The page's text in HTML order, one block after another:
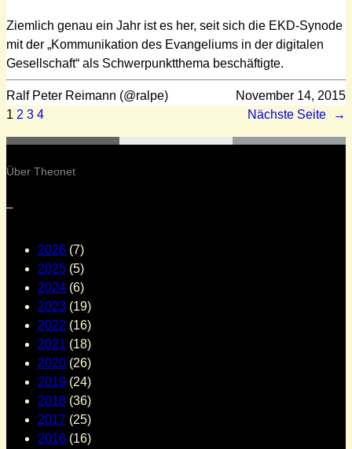
Ziemlich genau ein Jahr ist es her, seit sich die EKD-Synode
mit der „Kommunikation des Evangeliums in der digitalen
Gesellschaft“ als Schwerpunktthema beschäftigte.
Ralf Peter Reimann (@ralpe)
November 14, 2015
1 2 3 4 Nächste Seite →
Über Theonet
–
2026 (7)
2025 (5)
2024 (6)
2023 (19)
2022 (16)
2021 (18)
2020 (26)
2019 (24)
2018 (36)
2017 (25)
2016 (16)